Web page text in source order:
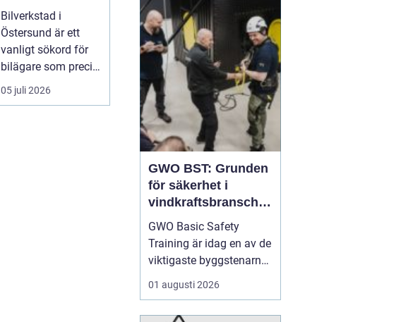
och smarta val
för din bil
Bilverkstad i
Östersund är ett
vanligt sökord för
bilägare som precis
f&ari...
05 juli 2026
kraven på hållbara
lösningar och hög
produktionssäkerhet ö...
GWO BST: Grunden
för säkerhet i
vindkraftsbransche
n
GWO Basic Safety
Training är idag en av de
viktigaste byggstenarna
för alla som vill arbeta
professionellt inom
01 augusti 2026